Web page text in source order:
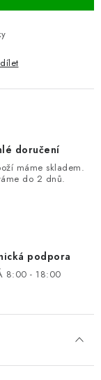
doručení
máme skladem.
do 2 dnů.
podpora
8:00 - 18:00